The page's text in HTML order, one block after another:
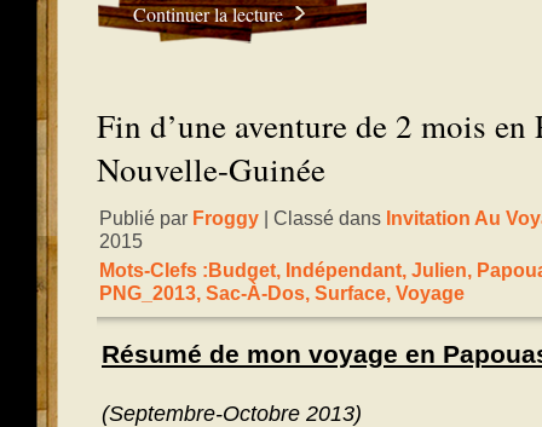
Continuer la lecture
Fin d’une aventure de 2 mois en
Nouvelle-Guinée
Publié par Froggy | Classé dans Invitation Au
2015
Mots-Clefs :Budget, Indépendant, Julien,
PNG_2013, Sac-À-Dos, Surface, Voyage
Résumé de mon voyage en
(Septembre-Octobre 2013)